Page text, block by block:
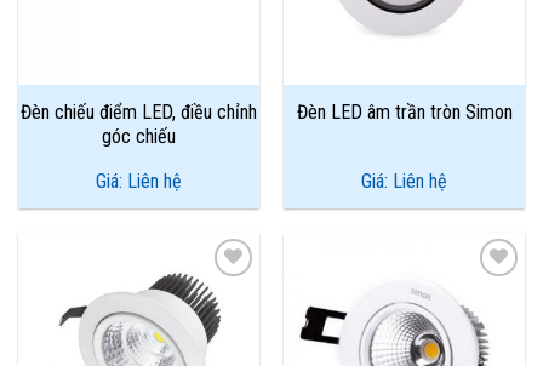
Đèn chiếu điểm LED, điều chỉnh
góc chiếu
Giá: Liên hệ
Đèn LED âm trần tròn Simon
Giá: Liên hệ
Add to
Wishlist
Add to
Wishlist